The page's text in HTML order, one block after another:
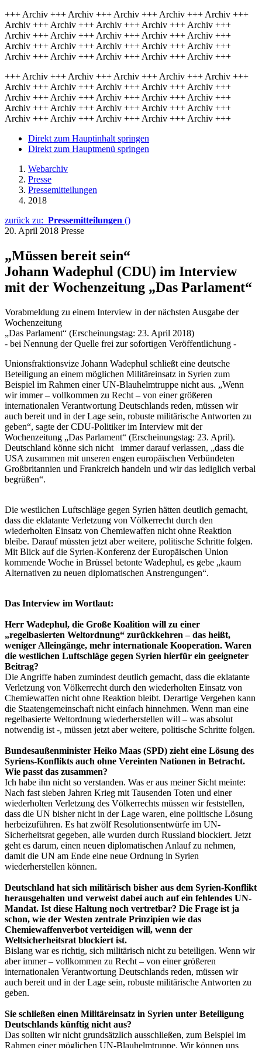
+++ Archiv +++ Archiv +++ Archiv +++ Archiv +++ Archiv +++
Archiv +++ Archiv +++ Archiv +++ Archiv +++ Archiv +++
Archiv +++ Archiv +++ Archiv +++ Archiv +++ Archiv +++
Archiv +++ Archiv +++ Archiv +++ Archiv +++ Archiv +++
Archiv +++ Archiv +++ Archiv +++ Archiv +++ Archiv +++
+++ Archiv +++ Archiv +++ Archiv +++ Archiv +++ Archiv +++
Archiv +++ Archiv +++ Archiv +++ Archiv +++ Archiv +++
Archiv +++ Archiv +++ Archiv +++ Archiv +++ Archiv +++
Archiv +++ Archiv +++ Archiv +++ Archiv +++ Archiv +++
Archiv +++ Archiv +++ Archiv +++ Archiv +++ Archiv +++
Direkt zum Hauptinhalt springen
Direkt zum Hauptmenü springen
Webarchiv
Presse
Pressemitteilungen
2018
zurück zu: Pressemitteilungen ()
20. April 2018 Presse
„Müssen bereit sein“
Johann Wadephul (CDU) im Interview
mit der Wochenzeitung „Das Parlament“
Vorabmeldung zu einem Interview in der nächsten Ausgabe der
Wochenzeitung
„Das Parlament“ (Erscheinungstag: 23. April 2018)
- bei Nennung der Quelle frei zur sofortigen Veröffentlichung -
Unionsfraktionsvize Johann Wadephul schließt eine deutsche
Beteiligung an einem möglichen Militäreinsatz in Syrien zum
Beispiel im Rahmen einer UN-Blauhelmtruppe nicht aus. „Wenn
wir immer – vollkommen zu Recht – von einer größeren
internationalen Verantwortung Deutschlands reden, müssen wir
auch bereit und in der Lage sein, robuste militärische Antworten zu
geben“, sagte der CDU-Politiker im Interview mit der
Wochenzeitung „Das Parlament“ (Erscheinungstag: 23. April).
Deutschland könne sich nicht immer darauf verlassen, „dass die
USA zusammen mit unseren engen europäischen Verbündeten
Großbritannien und Frankreich handeln und wir das lediglich verbal
begrüßen“.
Die westlichen Luftschläge gegen Syrien hätten deutlich gemacht,
dass die eklatante Verletzung von Völkerrecht durch den
wiederholten Einsatz von Chemiewaffen nicht ohne Reaktion
bleibe. Darauf müssten jetzt aber weitere, politische Schritte folgen.
Mit Blick auf die Syrien-Konferenz der Europäischen Union
kommende Woche in Brüssel betonte Wadephul, es gebe „kaum
Alternativen zu neuen diplomatischen Anstrengungen“.
Das Interview im Wortlaut:
Herr Wadephul, die Große Koalition will zu einer
„regelbasierten Weltordnung“ zurückkehren – das heißt,
weniger Alleingänge, mehr internationale Kooperation. Waren
die westlichen Luftschläge gegen Syrien hierfür ein geeigneter
Beitrag?
Die Angriffe haben zumindest deutlich gemacht, dass die eklatante
Verletzung von Völkerrecht durch den wiederholten Einsatz von
Chemiewaffen nicht ohne Reaktion bleibt. Derartige Vergehen kann
die Staatengemeinschaft nicht einfach hinnehmen. Wenn man eine
regelbasierte Weltordnung wiederherstellen will – was absolut
notwendig ist -, müssen jetzt aber weitere, politische Schritte folgen.
Bundesaußenminister Heiko Maas (SPD) zieht eine Lösung des
Syriens-Konflikts auch ohne Vereinten Nationen in Betracht.
Wie passt das zusammen?
Ich habe ihn nicht so verstanden. Was er aus meiner Sicht meinte:
Nach fast sieben Jahren Krieg mit Tausenden Toten und einer
wiederholten Verletzung des Völkerrechts müssen wir feststellen,
dass die UN bisher nicht in der Lage waren, eine politische Lösung
herbeizuführen. Es hat zwölf Resolutionsentwürfe im UN-
Sicherheitsrat gegeben, alle wurden durch Russland blockiert. Jetzt
geht es darum, einen neuen diplomatischen Anlauf zu nehmen,
damit die UN am Ende eine neue Ordnung in Syrien
wiederherstellen können.
Deutschland hat sich militärisch bisher aus dem Syrien-Konflikt
herausgehalten und verweist dabei auch auf ein fehlendes UN-
Mandat. Ist diese Haltung noch vertretbar? Die Frage ist ja
schon, wie der Westen zentrale Prinzipien wie das
Chemiewaffenverbot verteidigen will, wenn der
Weltsicherheitsrat blockiert ist.
Bislang war es richtig, sich militärisch nicht zu beteiligen. Wenn wir
aber immer – vollkommen zu Recht – von einer größeren
internationalen Verantwortung Deutschlands reden, müssen wir
auch bereit und in der Lage sein, robuste militärische Antworten zu
geben.
Sie schließen einen Militäreinsatz in Syrien unter Beteiligung
Deutschlands künftig nicht aus?
Das sollten wir nicht grundsätzlich ausschließen, zum Beispiel im
Rahmen einer möglichen UN-Blauhelmtruppe. Wir können uns